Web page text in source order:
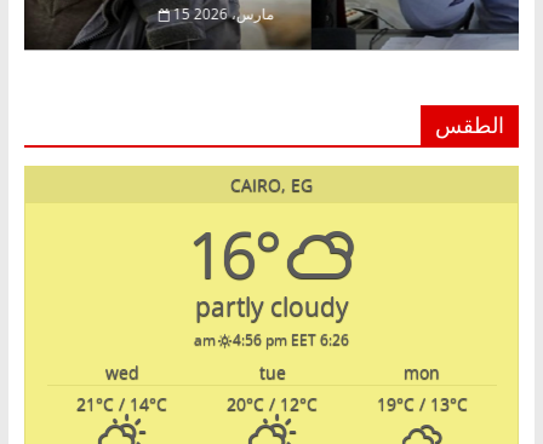
15 مارس، 2026 2026
الطقس
CAIRO, EG
16°
partly cloudy
6:26 am
4:56 pm EET
mon
tue
wed
19°C/ 13°C
20°C / 12°C
21°C / 14°C